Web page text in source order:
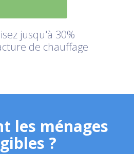
jusqu'à 30%
de chauffage
les ménages
?